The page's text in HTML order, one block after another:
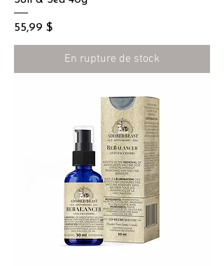
Prix
55,99 $
En rupture de stock